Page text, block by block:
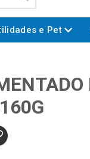
e Pet